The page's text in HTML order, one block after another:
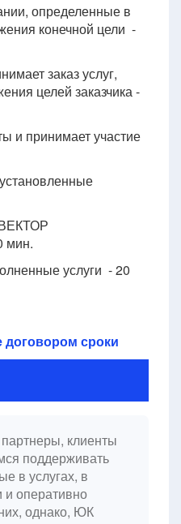
определенные в
конечной цели -
заказ услуг,
целей заказчика -
и принимает участие
мин.
услуги - 20
договором сроки
клиенты
поддерживать
в услугах, в
и оперативно
однако, ЮК